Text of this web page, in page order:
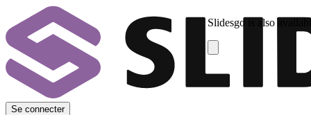
Slidesgo is also
Se connecter